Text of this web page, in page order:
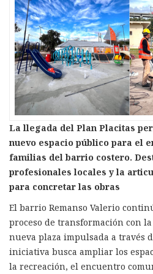
La llegada del Plan Placitas
nuevo espacio público para el
familias del barrio costero.
profesionales locales y la
para concretar las obras
El barrio Remanso Valerio
proceso de transformación con
nueva plaza impulsada a través
iniciativa busca ampliar los
la recreación, el encuentro